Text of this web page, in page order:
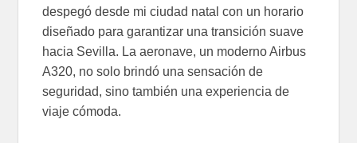
despegó desde mi ciudad natal con un horario
diseñado para garantizar una transición suave
hacia Sevilla. La aeronave, un moderno Airbus
A320, no solo brindó una sensación de
seguridad, sino también una experiencia de
viaje cómoda.